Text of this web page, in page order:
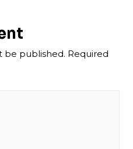
be published. Required